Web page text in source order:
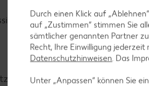
verrühren und mit Salz,
und in mundgerechte Stücke
Durch einen Klick auf
auf „Zustimmen“ stimmen Sie
sämtlicher genannten Partner
Recht, Ihre Einwilligung
Datenschutzhinweisen. Das
Unter „Anpassen“ können Sie